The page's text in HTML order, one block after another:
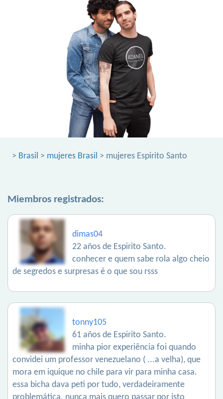
> Brasil > mujeres Brasil > mujeres Espirito Santo
Miembros registrados:
dimas04
22 años de Espirito Santo.
conhecer e quem sabe rola algo cheio
de segredos e surpresas é o que sou rsss
tonny105
61 años de Espirito Santo.
minha pior experiência foi quando
convidei um professor venezuelano ( ...a velha), que
mora em iquique no chile para vir para minha casa.
essa bicha dava peti por tudo, verdadeiramente